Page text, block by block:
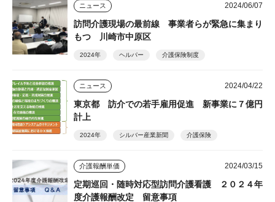
ニュース 2024/06/07
訪問介護現場の最前線 事業者らが緊急に集まり
もつ 川崎市中原区
2024年 ヘルパー 介護保険制度
ニュース 2024/04/22
東京都 訪介での若手雇用促進 新事業に７億円
計上
2024年 シルバー産業新聞 介護保険
介護報酬単価 2024/03/15
定期巡回・随時対応型訪問介護看護 ２０２４年
度介護報酬改定 留意事項